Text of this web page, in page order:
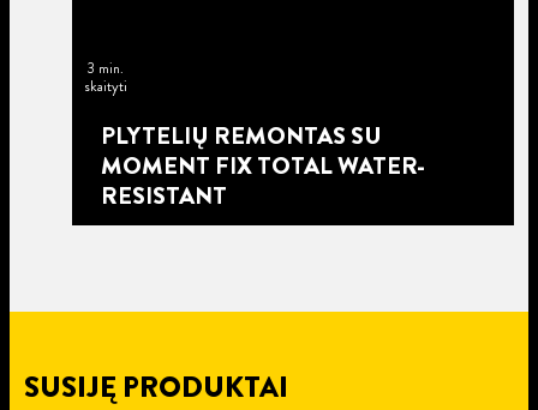
3 min.
skaityti
PLYTELIŲ REMONTAS SU
MOMENT FIX TOTAL WATER-
RESISTANT
SUSIJĘ PRODUKTAI